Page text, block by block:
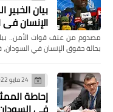
بيان
الإنسان
مصدوم من عنف قوات الأمن..
بحالة حقوق الإنسان في
24 مايو 2022
إحاطة